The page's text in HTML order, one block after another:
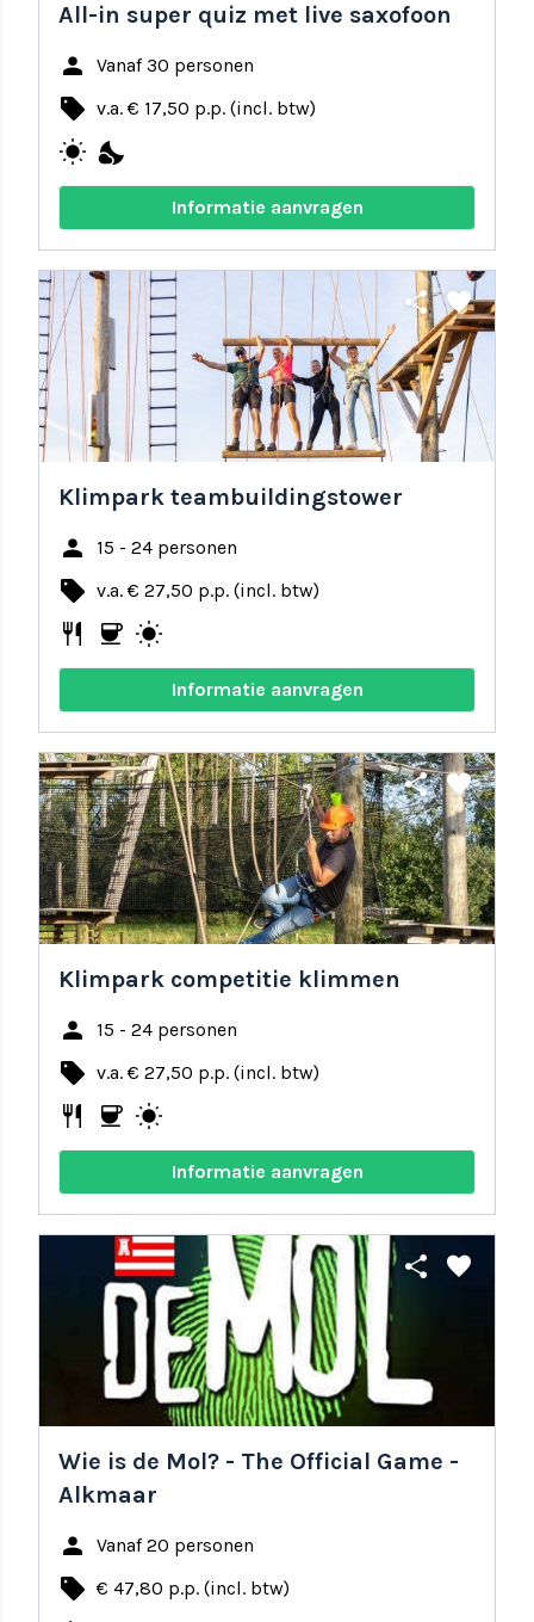
All-in super quiz met live saxofoon
person Vanaf 30 personen
local_offer v.a. € 17,50 p.p. (incl. btw)
wb_sunny nights_stay
Informatie aanvragen
share favorite
Klimpark teambuildingstower
person 15 - 24 personen
local_offer v.a. € 27,50 p.p. (incl. btw)
restaurant coffee wb_sunny
Informatie aanvragen
share favorite
Klimpark competitie klimmen
person 15 - 24 personen
local_offer v.a. € 27,50 p.p. (incl. btw)
restaurant coffee wb_sunny
Informatie aanvragen
share favorite
Wie is de Mol? - The Official Game -
Alkmaar
person Vanaf 20 personen
local_offer € 47,80 p.p. (incl. btw)